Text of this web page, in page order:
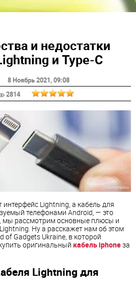
и недостатки
и Type-C
8 Ноябрь 2021, 09:08
2814
интерфейс Lightning, а кабель для
телефонами Android, — это
мы рассмотрим основные плюсы и
Ну а расскажет нам об этом
of Gadgets Ukraine, в которой
оригинальный кабель iphoneза
Lightning для